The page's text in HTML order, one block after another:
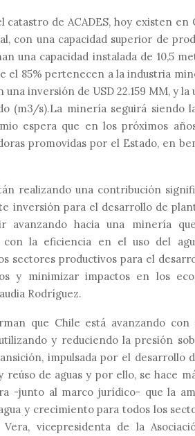
catastro de ACADES, hoy existen en
con una capacidad superior de
una capacidad instalada de 10,5
el 85% pertenecen a la industria
una inversión de USD 22.159 MM, y la
(m3/s).La minería seguirá siendo
espera que en los próximos
promovidas por el Estado, en
realizando una contribución
inversión para el desarrollo de
avanzando hacia una minería
con la eficiencia en el uso del
sectores productivos para el
y minimizar impactos en los
Rodríguez.
que Chile está avanzando
y reduciendo la presión
impulsada por el desarrollo
reúso de aguas y por ello, se hace
-junto al marco jurídico- que la
y crecimiento para todos los
Vera, vicepresidenta de la